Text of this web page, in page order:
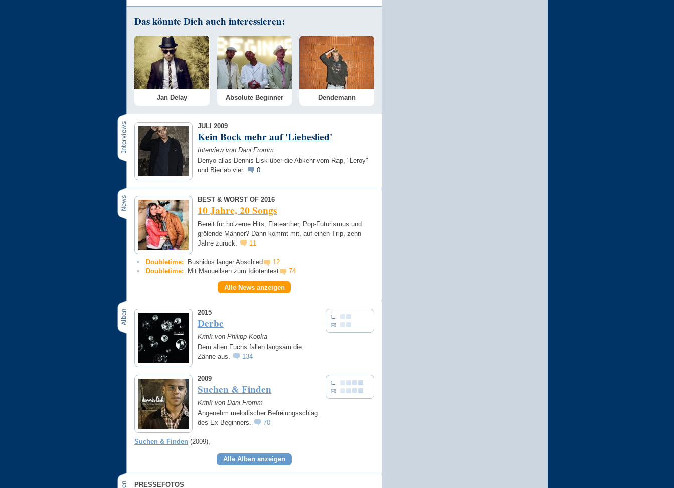
Das könnte Dich auch interessieren:
Jan Delay Absolute Beginner Dendemann
JULI 2009
Kein Bock mehr auf 'Liebeslied'
Interview von Dani Fromm
Denyo alias Dennis Lisk über die Abkehr vom Rap, "Leroy"
und Bier ab vier.
0
BEST & WORST OF 2016
10 Jahre, 20 Songs
Bereit für hölzerne Hits, Flatearther, Pop-Futurismus und
grölende Männer? Dann kommt mit, auf einen Trip, zehn
Jahre zurück.
11
Doubletime: Bushidos langer Abschied
12
Doubletime:
Mit Manuellsen zum Idiotentest 74
Alle News anzeigen
2015
Derbe
Kritik von Philipp Kopka
Dem alten Fuchs fallen langsam die
Zähne aus.
134
2009
Suchen & Finden
Kritik von Dani Fromm
Angenehm melodischer Befreiungsschlag
des Ex-Beginners.
70
Suchen & Finden (2009)
Alle Alben anzeigen
PRESSEFOTOS